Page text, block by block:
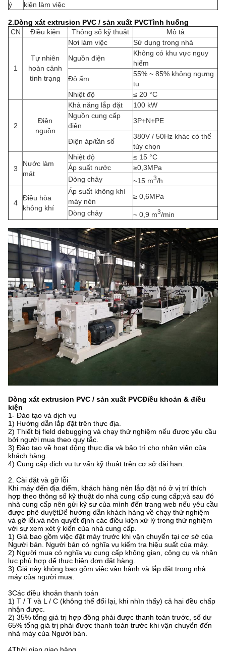
ý
kiện làm việc
2.Dòng xát extrusion PVC / sản xuất PVCTình huống
CN
Điều kiện Thông số kỹ thuật Mô tả
1
Tự nhiên
hoàn cảnh
tình trạng
Nơi làm việc
Sử dụng trong nhà
Nguồn điện
Không có khu vực nguy
hiểm
Độ ẩm
55% ~ 85% không ngưng
tụ
Nhiệt độ
≤ 20 °C
2
Điện
nguồn
Khả năng lắp đặt
100 kW
Nguồn cung cấp
điện
3P+N+PE
Điện áp/tần số
380V / 50Hz khác có thể
tùy chọn
3
Nước làm
mát
Nhiệt độ
≤ 15 °C
Áp suất nước
≥0,3MPa
Dòng chảy
~15 m3/h
4
Điều hòa
không khí
Áp suất không khí
máy nén
≥ 0,6MPa
Dòng chảy ~ 0,9 m3/min
Dòng xát extrusion PVC / sản xuất PVCĐiều khoản & điều
kiện
1- Đào tạo và dịch vụ
1) Hướng dẫn lắp đặt trên thực địa.
2) Thiết bị field debugging và chạy thử nghiệm nếu được yêu cầu
bởi người mua theo quy tắc.
3) Đào tạo về hoạt động thực địa và bảo trì cho nhân viên của
khách hàng.
4) Cung cấp dịch vụ tư vấn kỹ thuật trên cơ sở dài hạn.
2. Cài đặt và gỡ lỗi
Khi máy đến địa điểm, khách hàng nên lắp đặt nó ở vị trí thích
hợp theo thông số kỹ thuật do nhà cung cấp cung cấp;và sau đó
nhà cung cấp nên gửi kỹ sư của mình đến trang web nếu yêu cầu
được phê duyệtĐể hướng dẫn khách hàng về chạy thử nghiệm
và gỡ lỗi.và nên quyết định các điều kiện xử lý trong thử nghiệm
với sự xem xét ý kiến của nhà cung cấp.
1) Giá bao gồm việc đặt máy trước khi vận chuyển tại cơ sở của
Người bán. Người bán có nghĩa vụ kiểm tra hiệu suất của máy.
2) Người mua có nghĩa vụ cung cấp không gian, công cụ và nhân
lực phù hợp để thực hiện đơn đặt hàng.
3) Giá này không bao gồm việc vận hành và lắp đặt trong nhà
máy của người mua.
3Các điều khoản thanh toán
1) T / T và L / C (không thể đổi lại, khi nhìn thấy) cả hai đều chấp
nhận được.
2) 35% tổng giá trị hợp đồng phải được thanh toán trước, số dư
65% tổng giá trị phải được thanh toán trước khi vận chuyển đến
nhà máy của Người bán.